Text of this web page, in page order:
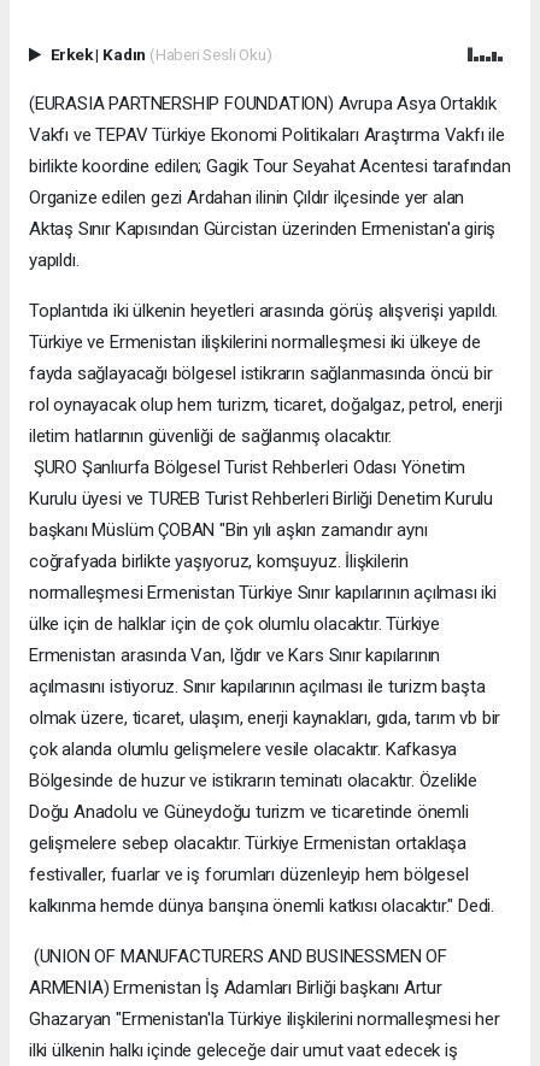
Erkek| Kadın (Haberi Sesli Oku)
(EURASIA PARTNERSHIP FOUNDATION) Avrupa Asya Ortaklık
Vakfı ve TEPAV Türkiye Ekonomi Politikaları Araştırma Vakfı ile
birlikte koordine edilen; Gagik Tour Seyahat Acentesi tarafından
Organize edilen gezi Ardahan ilinin Çıldır ilçesinde yer alan
Aktaş Sınır Kapısından Gürcistan üzerinden Ermenistan'a giriş
yapıldı.
Toplantıda iki ülkenin heyetleri arasında görüş alışverişi yapıldı.
Türkiye ve Ermenistan ilişkilerini normalleşmesi iki ülkeye de
fayda sağlayacağı bölgesel istikrarın sağlanmasında öncü bir
rol oynayacak olup hem turizm, ticaret, doğalgaz, petrol, enerji
iletim hatlarının güvenliği de sağlanmış olacaktır.
ŞURO Şanlıurfa Bölgesel Turist Rehberleri Odası Yönetim
Kurulu üyesi ve TUREB Turist Rehberleri Birliği Denetim Kurulu
başkanı Müslüm ÇOBAN "Bin yılı aşkın zamandır aynı
coğrafyada birlikte yaşıyoruz, komşuyuz. İlişkilerin
normalleşmesi Ermenistan Türkiye Sınır kapılarının açılması iki
ülke için de halklar için de çok olumlu olacaktır. Türkiye
Ermenistan arasında Van, Iğdır ve Kars Sınır kapılarının
açılmasını istiyoruz. Sınır kapılarının açılması ile turizm başta
olmak üzere, ticaret, ulaşım, enerji kaynakları, gıda, tarım vb bir
çok alanda olumlu gelişmelere vesile olacaktır. Kafkasya
Bölgesinde de huzur ve istikrarın teminatı olacaktır. Özelikle
Doğu Anadolu ve Güneydoğu turizm ve ticaretinde önemli
gelişmelere sebep olacaktır. Türkiye Ermenistan ortaklaşa
festivaller, fuarlar ve iş forumları düzenleyip hem bölgesel
kalkınma hemde dünya barışına önemli katkısı olacaktır." Dedi.
(UNION OF MANUFACTURERS AND BUSINESSMEN OF
ARMENIA) Ermenistan İş Adamları Birliği başkanı Artur
Ghazaryan "Ermenistan'la Türkiye ilişkilerini normalleşmesi her
ilki ülkenin halkı içinde geleceğe dair umut vaat edecek iş